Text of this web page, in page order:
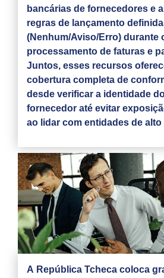
bancárias de fornecedores e
regras de lançamento
(Nenhum/Aviso/Erro) durante
processamento de faturas e
Juntos, esses recursos
cobertura completa de
desde verificar a identidade
fornecedor até evitar
ao lidar com entidades de
A República Tcheca coloca